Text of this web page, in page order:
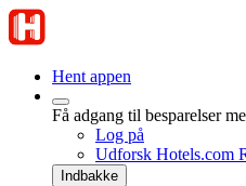
Hent appen
Få adgang til besparelser
Log på
Udforsk Hotels.com
Indbakke